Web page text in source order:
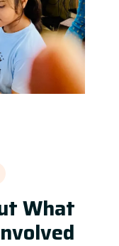
What